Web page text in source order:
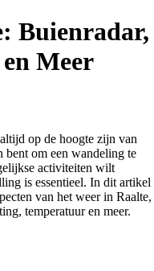
Buienradar,
Meer
op de hoogte zijn van
om een wandeling te
activiteiten wilt
is essentieel. In dit artikel
van het weer in Raalte,
temperatuur en meer.